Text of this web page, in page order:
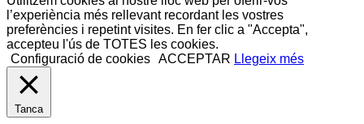
l’experiència més rellevant recordant les vostres
preferències i repetint visites. En fer clic a "Accepta",
accepteu l'ús de TOTES les cookies.
Configuració de cookies ACCEPTAR Llegeix més
Tanca